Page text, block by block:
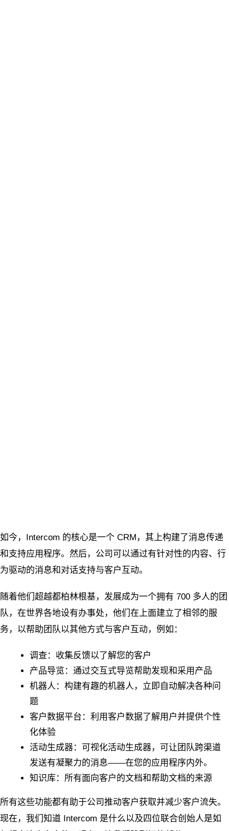
如今，Intercom 的核心是一个 CRM，其上构建了消息传递
和支持应用程序。然后，公司可以通过有针对性的内容、行
为驱动的消息和对话支持与客户互动。
随着他们超越都柏林根基，发展成为一个拥有 700 多人的团
队，在世界各地设有办事处，他们在上面建立了相邻的服
务，以帮助团队以其他方式与客户互动，例如：
调查：收集反馈以了解您的客户
产品导览：通过交互式导览帮助发现和采用产品
机器人：构建有趣的机器人，立即自动解决各种问
题
客户数据平台：利用客户数据了解用户并提供个性
化体验
活动生成器：可视化活动生成器，可让团队跨渠道
发送有凝聚力的消息——在您的应用程序内外。
知识库：所有面向客户的文档和帮助文档的来源
所有这些功能都有助于公司推动客户获取并减少客户流失。
现在，我们知道 Intercom 是什么以及四位联合创始人是如